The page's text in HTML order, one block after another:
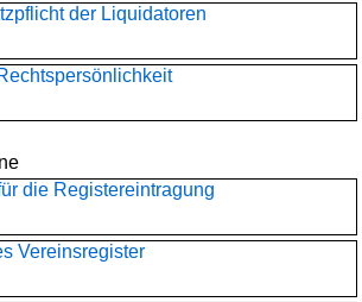
der Liquidatoren
die Registereintragung
Vereinsregister